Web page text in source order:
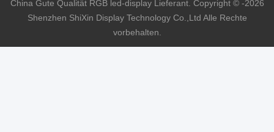
China Gute Qualität RGB led-display Lieferant. Copyright © -2026
Shenzhen ShiXin Display Technology Co.,Ltd Alle Rechte
vorbehalten.